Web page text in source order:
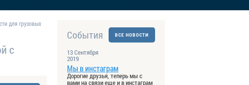
ВСЕ НОВОСТИ
События
13 Сентября
2019
Мы в инстаграм
Дорогие друзья, теперь мы с
вами на связи еще и в инстаграм
для грузовых
с